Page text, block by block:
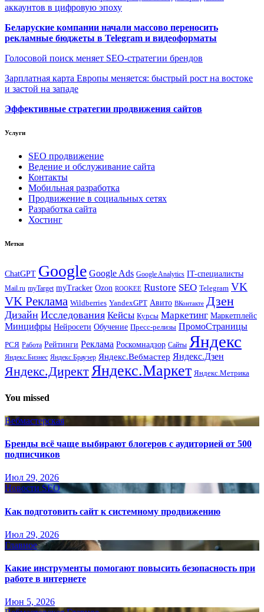
аккаунтов в цифровую эпоху
Беларуские компании начали массово переносить
рекламные бюджеты в Telegram и видеоформаты
Голосовой поиск меняет SEO-стратегии брендов
Зарплатная карта Европы меняется: быстрый рост на востоке
и застой на западе
Эффективные стратегии продвижения сайтов
Услуги
SEO продвижение
Ведение и обслуживание сайта
Контакты
Мобильная разработка
Продвижение в социальных сетях
Разработка сайта
Хостинг
Метки
ChatGPT Google Google Ads Google Analytics IT-специалисты
Mail.ru myTarget myTracker Ozon ROOKEE Rustore SEO Telegram VK
VK Реклама Wildberries YandexGPT Авито ВКонтакте Дзен
Дизайн Исследования Кейсы Курсы Маркетинг Маркетплейс
Минцифры Нейросети Обучение Пресс-релизы ПромоСтраницы
РСЯ Работа Рейтинги Реклама Роскомнадзор Сайты Яндекс
Яндекс.Бизнес Яндекс.Браузер Яндекс.Вебмастер Яндекс.Дзен
Яндекс.ДиректЯндекс.Маркет Яндекс.Метрика
You missed
Вебмастерская
Бренды всё чаще выбирают блогеров с аудиторией от 500
подписчиков
Июл 29, 2026
Новости SEO
Как подготовить сайт к системному продвижению
Июл 29, 2026
Главное
Какие инструменты помогают повысить безопасность при
работе в интернете
Июн 5, 2026